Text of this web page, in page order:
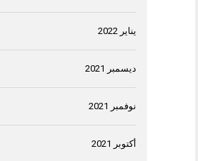
يناير 2022
ديسمبر 2021
نوفمبر 2021
أكتوبر 2021